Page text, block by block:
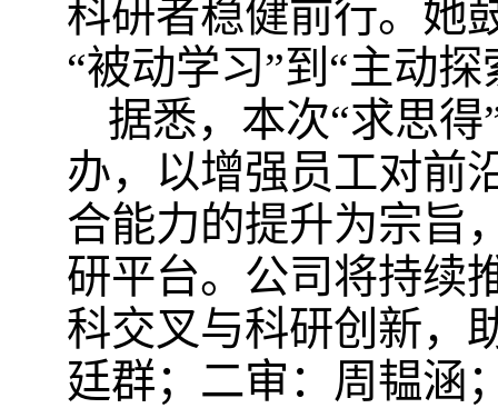
科研者稳健前行。她
“被动学习”到“主动
据悉，本次“求思
办，以增强员工对前
合能力的提升为宗旨
研平台。公司将持续
科交叉与科研创新，
廷群；二审：周韫涵